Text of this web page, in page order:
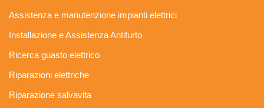
Assistenza e manutenzione impianti elettrici
Installazione e Assistenza Antifurto
Ricerca guasto elettrico
Riparazioni elettriche
Riparazione salvavita